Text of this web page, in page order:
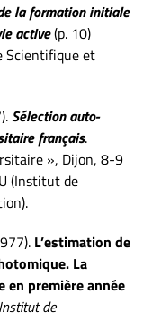
la formation initiale
active(p. 10)
Scientifique et
Sélection auto-
français.
», Dijon, 8-9
(Institut de
L’estimation de
La
première année
de